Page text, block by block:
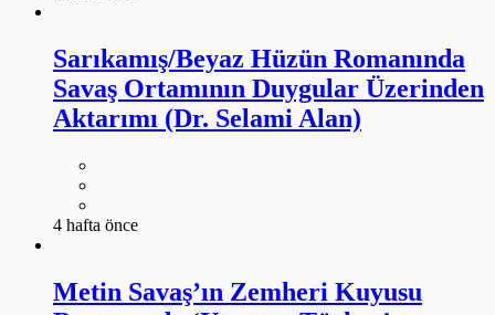
Sarıkamış/Beyaz Hüzün Romanında
Savaş Ortamının Duygular Üzerinden
Aktarımı (Dr. Selami Alan)
4 hafta önce
Metin Savaş’ın Zemheri Kuyusu